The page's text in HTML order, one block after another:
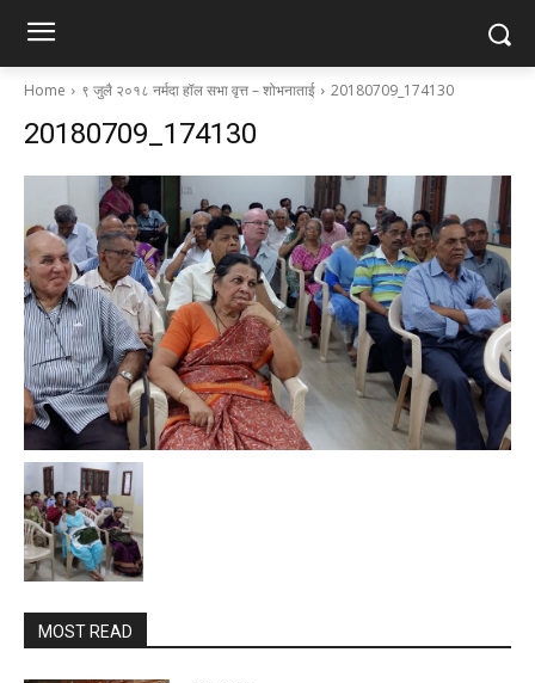
Home ९ जुलै २०१८ नर्मदा हॉल सभा वृत्त – शोभनाताई 20180709_174130
20180709_174130
MOST READ